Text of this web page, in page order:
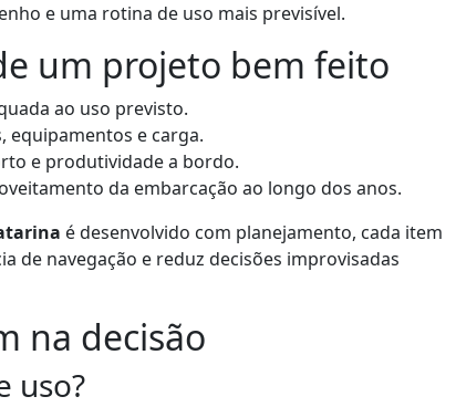
e uma rotina de uso mais previsível.
um projeto bem feito
ao uso previsto.
equipamentos e carga.
e produtividade a bordo.
da embarcação ao longo dos anos.
é desenvolvido com planejamento, cada item
de navegação e reduz decisões improvisadas
na decisão
uso?